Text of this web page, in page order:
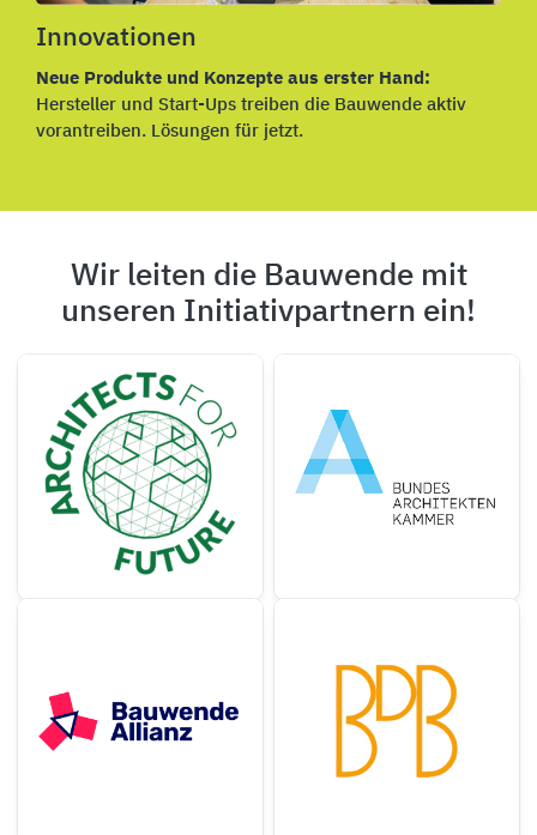
Innovationen
Neue Produkte und Konzepte aus erster Hand:
Hersteller und Start-Ups treiben die Bauwende aktiv
vorantreiben. Lösungen für jetzt.
Wir leiten die Bauwende mit
unseren Initiativpartnern ein!